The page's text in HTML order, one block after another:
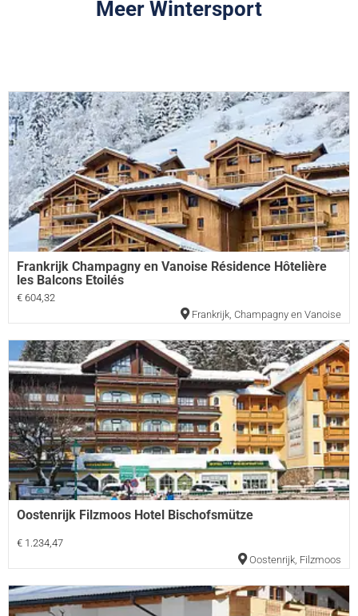
Meer Wintersport
Frankrijk Champagny en Vanoise Résidence Hôtelière
les Balcons Etoilés
€ 604,32
Frankrijk Champagny en Vanoise
Oostenrijk Filzmoos Hotel Bischofsmütze
€ 1.234,47
Oostenrijk Filzmoos